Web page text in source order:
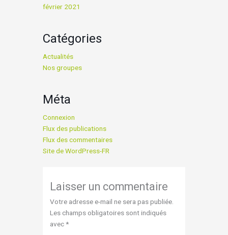
février 2021
Catégories
Actualités
Nos groupes
Méta
Connexion
Flux des publications
Flux des commentaires
Site de WordPress-FR
Laisser un commentaire
Votre adresse e-mail ne sera pas publiée.
Les champs obligatoires sont indiqués
avec*